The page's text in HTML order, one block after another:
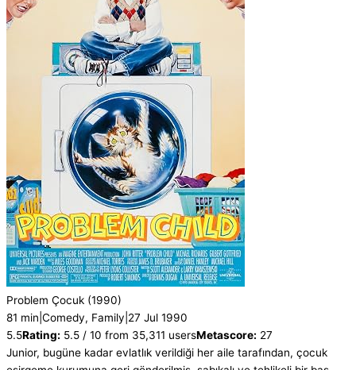
Problem Çocuk (1990)
81 min Comedy, Family 27 Jul 1990
5.5Rating: 5.5 / 10 from 35,311 usersMetascore: 27
Junior, bugüne kadar evlatlık verildiği her aile tarafından, çocuk